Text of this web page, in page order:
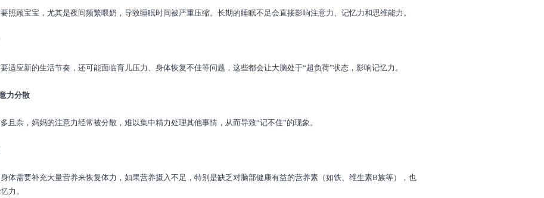
照顾宝宝，尤其是夜间频繁喂奶，导致睡眠时间被严重压缩。长期的睡眠不足会直接影响注意力、记忆力和思维能力。
适应新的生活节奏，还可能面临育儿压力、身体恢复不佳等问题，这些都会让大脑处于“超负荷”状态，影响记忆力。
力分散
且杂，妈妈的注意力经常被分散，难以集中精力处理其他事情，从而导致“记不住”的现象。
体需要补充大量营养来恢复体力，如果营养摄入不足，特别是缺乏对脑部健康有益的营养素（如铁、维生素B族等），也
力。